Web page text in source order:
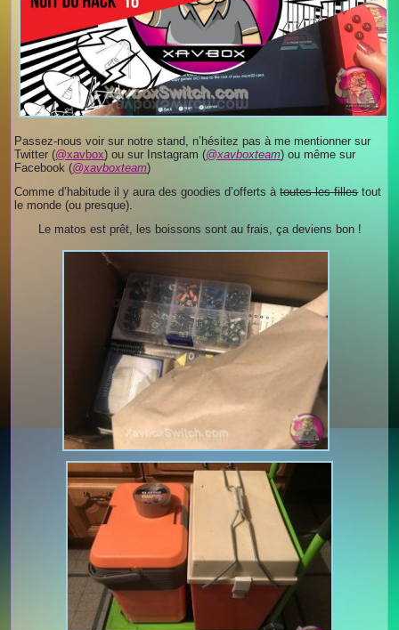
Passez-nous voir sur notre stand, n’hésitez pas à me mentionner sur
Twitter (@xavbox) ou sur Instagram (@xavboxteam) ou même sur
Facebook (@xavboxteam)
Comme d’habitude il y aura des goodies d’offerts àtoutes les fillestout
le monde (ou presque).
Le matos est prêt, les boissons sont au frais, ça deviens bon !